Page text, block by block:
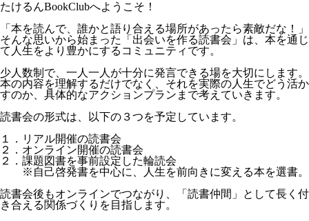
たけるんBookClubへようこそ！
「本を読んで、誰かと語り合える場所があったら素敵だな！」
そんな思いから始まった「出会いを作る読書会」は、本を通じ
て人生をより豊かにするコミュニティです。
少人数制で、一人一人が十分に発言できる場を大切にします。
本の内容を理解するだけでなく、それを実際の人生でどう活か
すのか、具体的なアクションプランまで考えていきます。
読書会の形式は、以下の３つを予定しています。
１．リアル開催の読書会
２．オンライン開催の読書会
２．課題図書を事前設定した輪読会
※自己啓発書を中心に、人生を前向きに変える本を選書。
読書会後もオンラインでつながり、「読書仲間」として長く付
き合える関係づくりを目指します。